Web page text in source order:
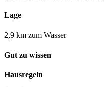
Lage
2,9 km zum Wasser
Gut zu wissen
Hausregeln